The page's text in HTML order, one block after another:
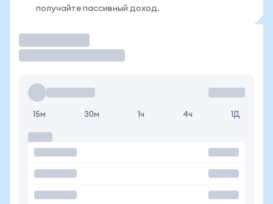
получайте пассивный доход.
15м 30м 1ч 4ч 1Д